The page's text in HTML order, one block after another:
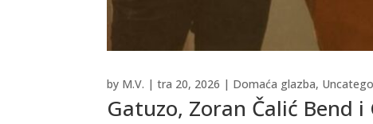
Gatuzo, Zoran Čalić Bend
by M.V. |tra 20, 2026 | Domaća glazba,